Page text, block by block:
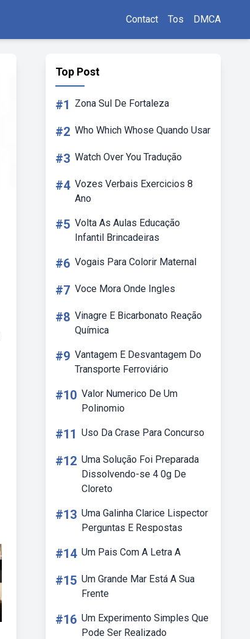
Contact Tos DMCA
Top Post
#1 Zona Sul De Fortaleza
#2 Who Which Whose Quando Usar
#3 Watch Over You Tradução
#4 Vozes Verbais Exercicios 8
Ano
#5 Volta As Aulas Educação
Infantil Brincadeiras
#6 Vogais Para Colorir Maternal
#7 Voce Mora Onde Ingles
#8 Vinagre E Bicarbonato Reação
Química
#9 Vantagem E Desvantagem Do
Transporte Ferroviário
#10 Valor Numerico De Um
Polinomio
#11 Uso Da Crase Para Concurso
#12 Uma Solução Foi Preparada
Dissolvendo-se 4 0g De
Cloreto
#13 Uma Galinha Clarice Lispector
Perguntas E Respostas
#14 Um Pais Com A Letra A
#15 Um Grande Mar Está A Sua
Frente
#16 Um Experimento Simples Que
Pode Ser Realizado